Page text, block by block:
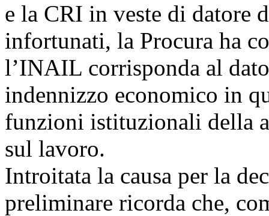
e la CRI in veste di datore
infortunati, la Procura ha
l’INAIL corrisponda al
indennizzo economico in
funzioni istituzionali della
sul lavoro.
Introitata la causa per la
preliminare ricorda che,